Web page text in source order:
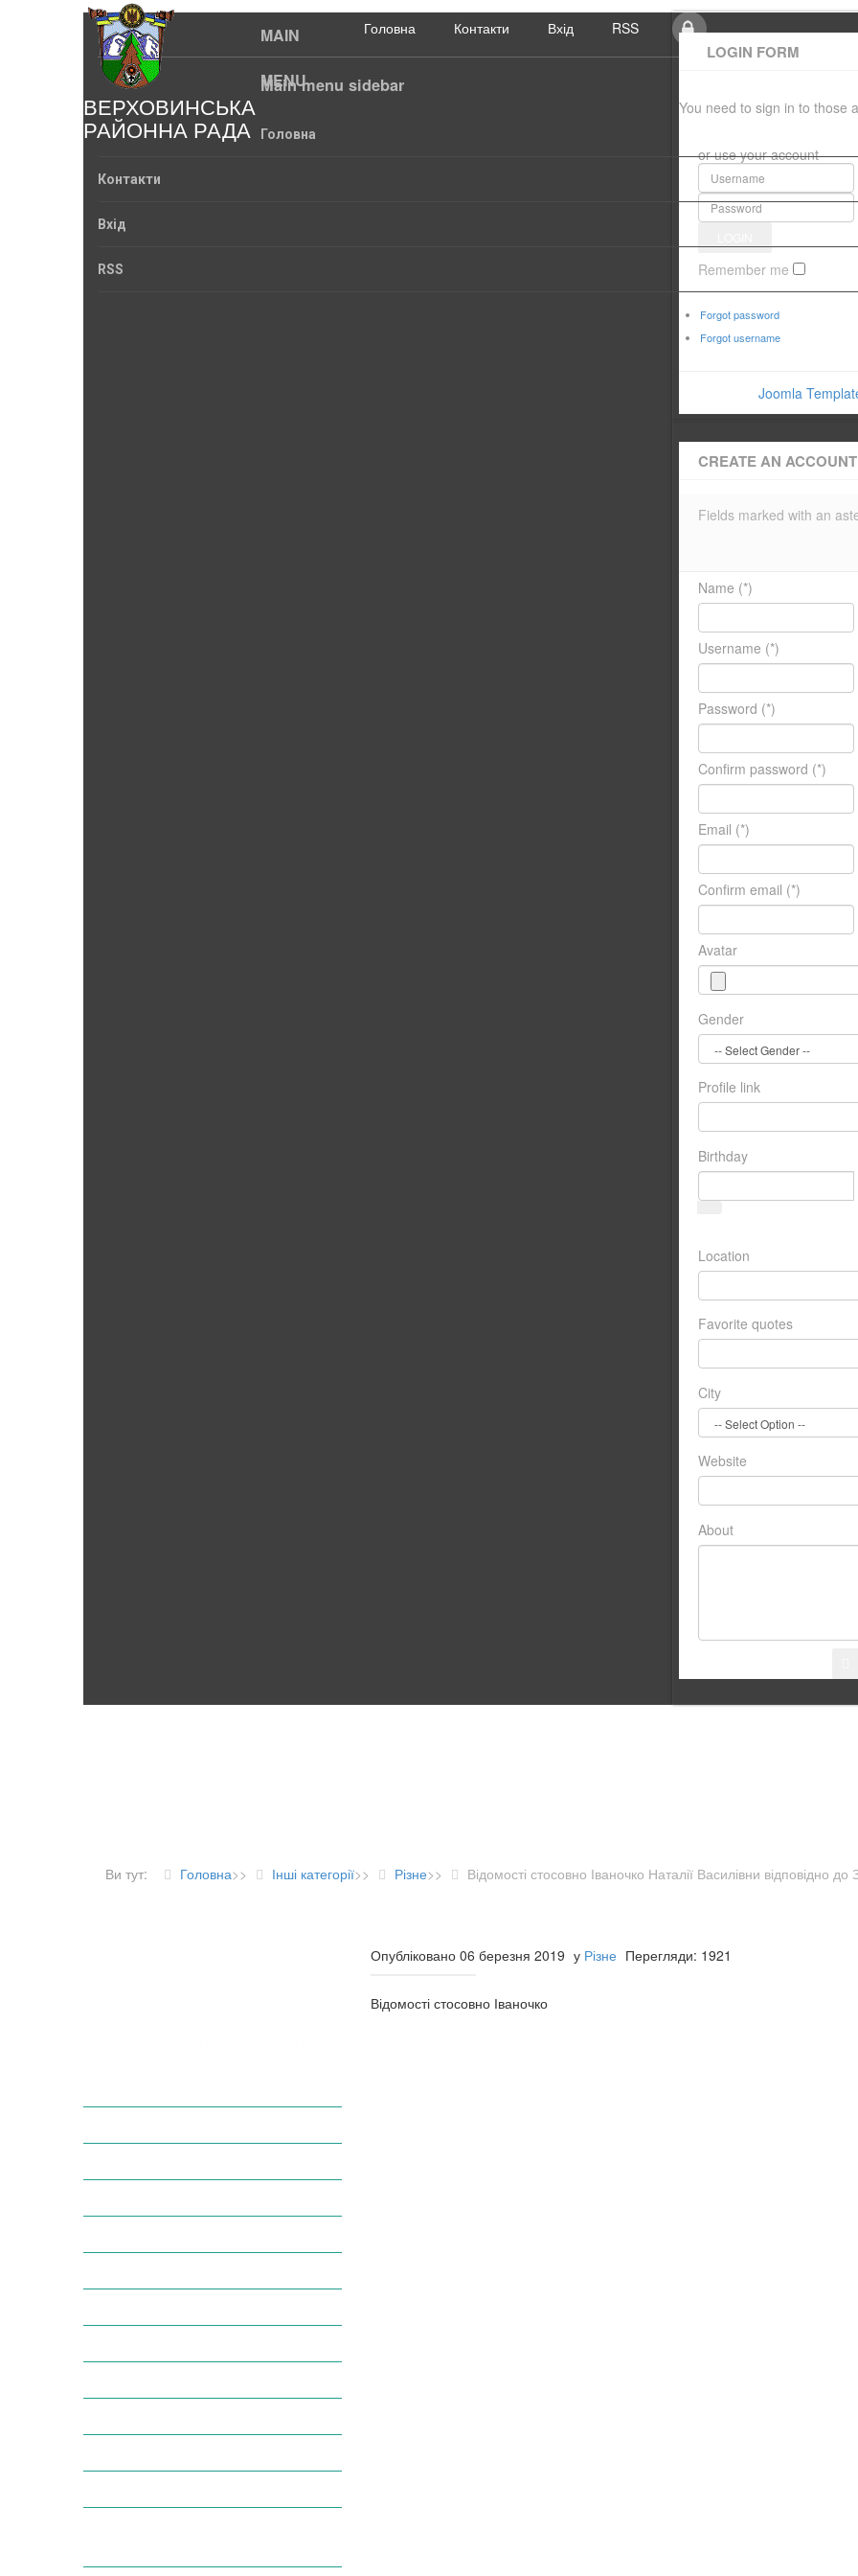
ВЕРХОВИНСЬКА
РАЙОННА РАДА
LOGIN FORM
You need to sign in to those
or use your account
Remember me
Forgot password
Forgot username
Joomla
CREATE AN ACCOUNT
Fields marked with an
Name (*)
Username (*)
Password (*)
Confirm password (*)
Email (*)
Confirm email (*)
Avatar
Gender
Profile link
Birthday
Location
Favorite quotes
City
Website
About
Головна Контакти Вхід RSS
MAIN
MENU
Main menu sidebar
Головна
Контакти
Вхід
RSS
Ви тут: Головна>> Інші категорії>> Різне>> Відомості стосовно Іваночко Наталії Василівни відповідно
Опубліковано 06 березня 2019 у Різне Перегляди: 1921
Відомості стосовно Іваночко